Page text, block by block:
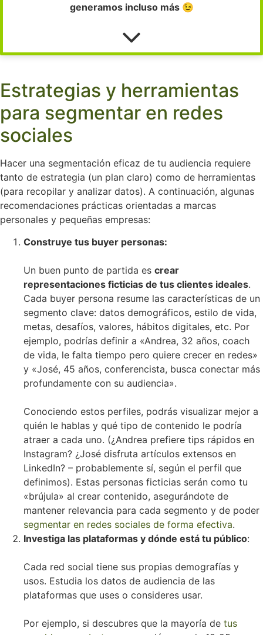
generamos incluso más 😉
Estrategias y herramientas
para segmentar en redes
sociales
Hacer una segmentación eficaz de tu audiencia requiere
tanto de estrategia (un plan claro) como de herramientas
(para recopilar y analizar datos). A continuación, algunas
recomendaciones prácticas orientadas a marcas
personales y pequeñas empresas:
Construye tus buyer personas:
Un buen punto de partida es crear
representaciones ficticias de tus clientes ideales.
Cada buyer persona resume las características de un
segmento clave: datos demográficos, estilo de vida,
metas, desafíos, valores, hábitos digitales, etc. Por
ejemplo, podrías definir a «Andrea, 32 años, coach
de vida, le falta tiempo pero quiere crecer en redes»
y «José, 45 años, conferencista, busca conectar más
profundamente con su audiencia».
Conociendo estos perfiles, podrás visualizar mejor a
quién le hablas y qué tipo de contenido le podría
atraer a cada uno. (¿Andrea prefiere tips rápidos en
Instagram? ¿José disfruta artículos extensos en
LinkedIn? – probablemente sí, según el perfil que
definimos). Estas personas ficticias serán como tu
«brújula» al crear contenido, asegurándote de
mantener relevancia para cada segmento y de poder
segmentar en redes sociales de forma efectiva.
Investiga las plataformas y dónde está tu público:
Cada red social tiene sus propias demografías y
usos. Estudia los datos de audiencia de las
plataformas que uses o consideres usar.
Por ejemplo, si descubres que la mayoría de tus